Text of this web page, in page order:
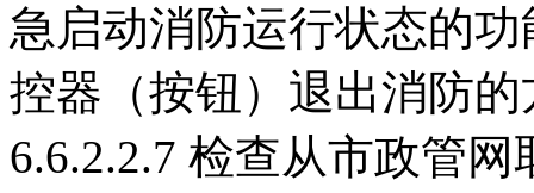
急启动消防运行状态的
控器（按钮）退出消防的
6.6.2.2.7 检查从市政管